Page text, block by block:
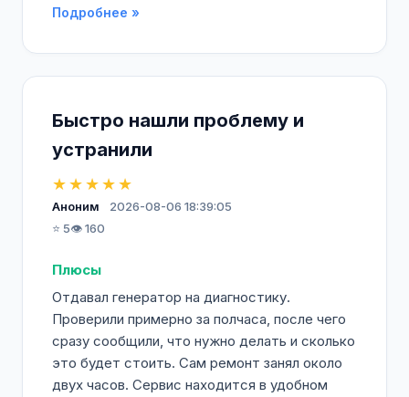
Подробнее »
Быстро нашли проблему и
устранили
★★★★★
Аноним
2026-08-06 18:39:05
⭐ 5👁️ 160
Плюсы
Отдавал генератор на диагностику.
Проверили примерно за полчаса, после чего
сразу сообщили, что нужно делать и сколько
это будет стоить. Сам ремонт занял около
двух часов. Сервис находится в удобном